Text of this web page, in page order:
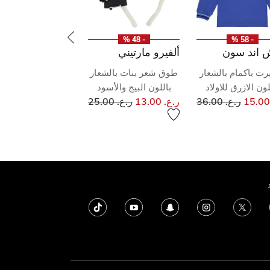
- 58 %
اند سون
باكمام بالشعار
الازرق للاولاد
سعر مخفض من
ر.ع. 36.00 إلى
- 48 %
ألفيرو مارتيني
طوق شعر بنات بالشعار
باللون البيج والأسود
ر.ع. 13.00 سعر مخفض من
ر.ع. 25.00 إلى